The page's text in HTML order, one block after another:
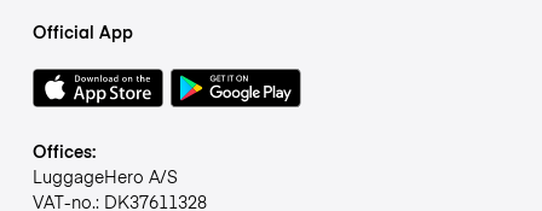
Official App
Offices:
LuggageHero A/S
VAT-no.: DK37611328